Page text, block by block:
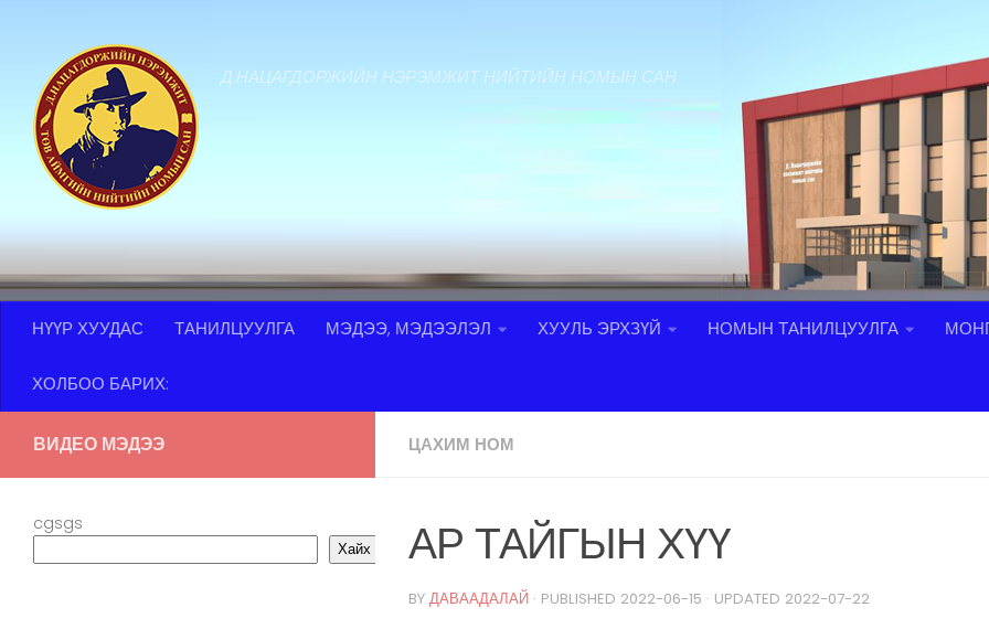
Д.НАЦАГДОРЖИЙН НЭРЭМЖИТ НИЙТИЙН НОМЫН САН
НҮҮР ХУУДАС ТАНИЛЦУУЛГА МЭДЭЭ, МЭДЭЭЛЭЛ ХУУЛЬ ЭРХЗҮЙ НОМЫН ТАНИЛЦУУЛГА
ХОЛБОО БАРИХ:
ЦАХИМ НОМ
АР ТАЙГЫН ХҮҮ
BY ДАВААДАЛАЙ · PUBLISHED 2022-06-15 · UPDATED 2022-07-22
ВИДЕО МЭДЭЭ
cgsgs
Хайх